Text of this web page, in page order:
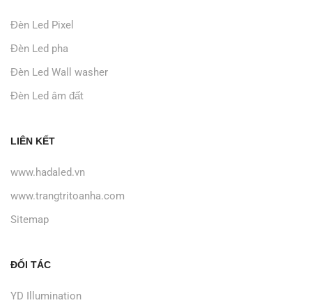
Đèn Led Pixel
Đèn Led pha
Đèn Led Wall washer
Đèn Led âm đất
LIÊN KẾT
www.hadaled.vn
www.trangtritoanha.com
Sitemap
ĐỐI TÁC
YD Illumination